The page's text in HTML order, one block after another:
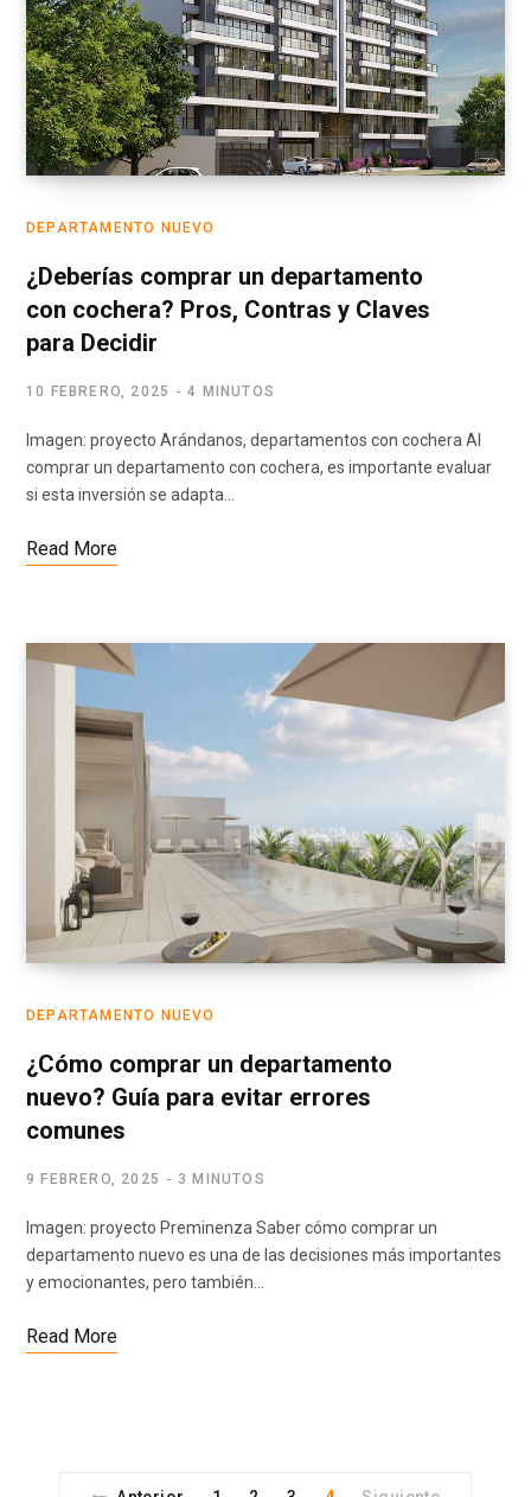
DEPARTAMENTO NUEVO
¿Deberías comprar un departamento
con cochera? Pros, Contras y Claves
para Decidir
10 FEBRERO, 2025 4 MINUTOS
Imagen: proyecto Arándanos, departamentos con cochera Al
comprar un departamento con cochera, es importante evaluar
si esta inversión se adapta…
Read More
DEPARTAMENTO NUEVO
¿Cómo comprar un departamento
nuevo? Guía para evitar errores
comunes
9 FEBRERO, 2025 3 MINUTOS
Imagen: proyecto Preminenza Saber cómo comprar un
departamento nuevo es una de las decisiones más importantes
y emocionantes, pero también…
Read More